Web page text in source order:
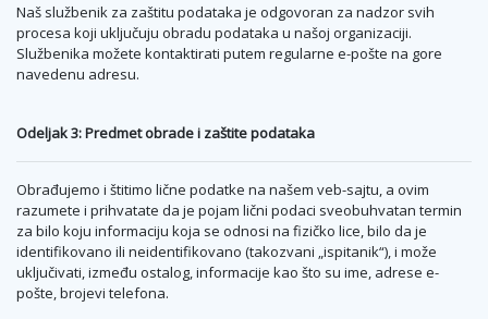
Naš službenik za zaštitu podataka je odgovoran za nadzor svih
procesa koji uključuju obradu podataka u našoj organizaciji.
Službenika možete kontaktirati putem regularne e-pošte na gore
navedenu adresu.
Odeljak 3: Predmet obrade i zaštite podataka
Obrađujemo i štitimo lične podatke na našem veb-sajtu, a ovim
razumete i prihvatate da je pojam lični podaci sveobuhvatan termin
za bilo koju informaciju koja se odnosi na fizičko lice, bilo da je
identifikovano ili neidentifikovano (takozvani „ispitanik“), i može
uključivati, između ostalog, informacije kao što su ime, adrese e-
pošte, brojevi telefona.